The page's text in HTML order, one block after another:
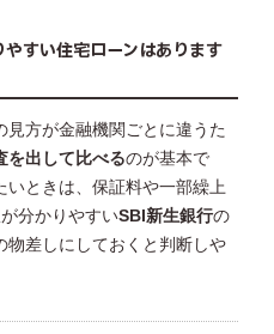
すい住宅ローンはあります
方が金融機関ごとに違うた
を出して比べるのが基本で
いときは、保証料や一部繰上
分かりやすいSBI新生銀行の
物差しにしておくと判断しや